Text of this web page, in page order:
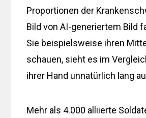
Proportionen der
Bild von AI-generiertem Bild
Sie beispielsweise ihren
schauen, sieht es im
ihrer Hand unnatürlich lang
Mehr als 4.000 alliierte